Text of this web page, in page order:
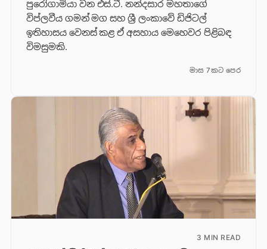
පුරෝගාමියා වන එස්.ටී. නන්දසාර මහතාගේ
විප්ලවීය ගමන් මග සහ ශ්‍රී ලංකාවේ ඩිජිටල්
ඉතිහාසය වෙනස් කළ ඒ අසහාය මෙහෙවර පිළිබඳ
විමසුමකි.
මාස 7කට පෙර
3 MIN READ